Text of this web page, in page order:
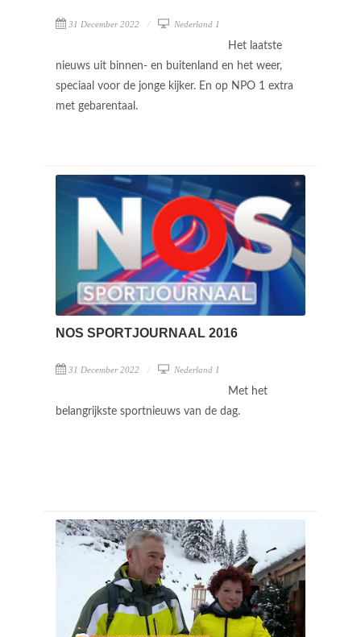
31 December 2022 Nederland 1
Het laatste
nieuws uit binnen- en buitenland en het weer,
speciaal voor de jonge kijker. En op NPO 1 extra
met gebarentaal.
NOS SPORTJOURNAAL 2016
31 December 2022 Nederland 1
Met het
belangrijkste sportnieuws van de dag.